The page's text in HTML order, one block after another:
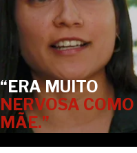
“ERA MUITO
NERVOSA COMO
MÃE.”